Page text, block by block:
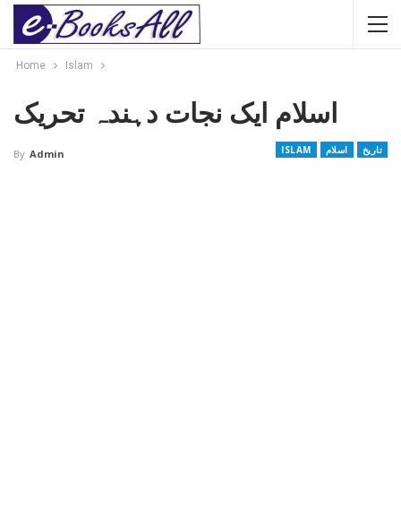
Home Islam
اسلام ایک نجات دہندہ تحریک
ISLAM اسلام تاریخ By Admin